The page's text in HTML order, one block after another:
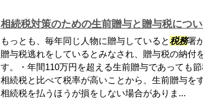
相続税対策のための生前贈与と贈与税につ
もっとも、毎年同じ人物に贈与していると税務署
贈与税逃れをしているとみなされ、贈与税の納付
す。・年間110万円を超える生前贈与であっても節
相続税と比べて税率が高いことから、生前贈与を
相続税を払うほうが損をしない場合がありま...